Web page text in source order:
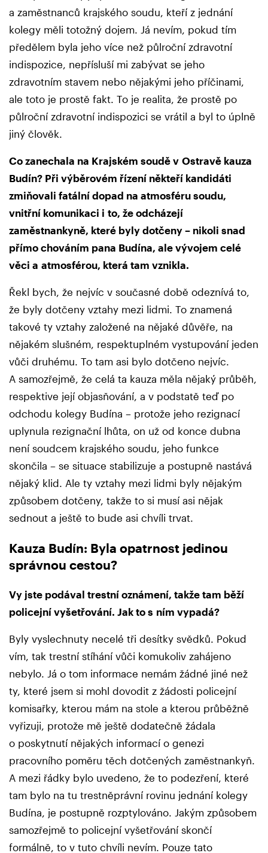
a zaměstnanců krajského soudu, kteří z jednání
kolegy měli totožný dojem. Já nevím, pokud tím
předělem byla jeho více než půlroční zdravotní
indispozice, nepřísluší mi zabývat se jeho
zdravotním stavem nebo nějakými jeho příčinami,
ale toto je prostě fakt. To je realita, že prostě po
půlroční zdravotní indispozici se vrátil a byl to úplně
jiný člověk.
Co zanechala na Krajském soudě v Ostravě kauza
Budín? Při výběrovém řízení někteří kandidáti
zmiňovali fatální dopad na atmosféru soudu,
vnitřní komunikaci i to, že odcházejí
zaměstnankyně, které byly dotčeny – nikoli snad
přímo chováním pana Budína, ale vývojem celé
věci a atmosférou, která tam vznikla.
Řekl bych, že nejvíc v současné době odeznívá to,
že byly dotčeny vztahy mezi lidmi. To znamená
takové ty vztahy založené na nějaké důvěře, na
nějakém slušném, respektuplném vystupování jeden
vůči druhému. To tam asi bylo dotčeno nejvíc.
A samozřejmě, že celá ta kauza měla nějaký průběh,
respektive její objasňování, a v podstatě teď po
odchodu kolegy Budína – protože jeho rezignací
uplynula rezignační lhůta, on už od konce dubna
není soudcem krajského soudu, jeho funkce
skončila – se situace stabilizuje a postupně nastává
nějaký klid. Ale ty vztahy mezi lidmi byly nějakým
způsobem dotčeny, takže to si musí asi nějak
sednout a ještě to bude asi chvíli trvat.
Kauza Budín: Byla opatrnost jedinou
správnou cestou?
Vy jste podával trestní oznámení, takže tam běží
policejní vyšetřování. Jak to s ním vypadá?
Byly vyslechnuty necelé tři desítky svědků. Pokud
vím, tak trestní stíhání vůči komukoliv zahájeno
nebylo. Já o tom informace nemám žádné jiné než
ty, které jsem si mohl dovodit z žádosti policejní
komisařky, kterou mám na stole a kterou průběžně
vyřizuji, protože mě ještě dodatečně žádala
o poskytnutí nějakých informací o genezi
pracovního poměru těch dotčených zaměstnankyň.
A mezi řádky bylo uvedeno, že to podezření, které
tam bylo na tu trestněprávní rovinu jednání kolegy
Budína, je postupně rozptylováno. Jakým způsobem
samozřejmě to policejní vyšetřování skončí
formálně, to v tuto chvíli nevím. Pouze tato